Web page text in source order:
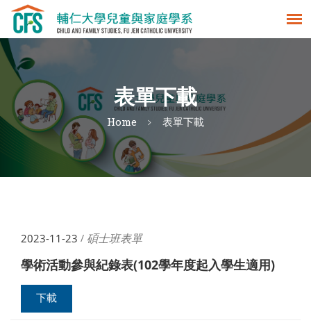
表單下載
Home 表單下載
2023-11-23 / 碩士班表單
學術活動參與紀錄表(102學年度起入學生適用)
下載